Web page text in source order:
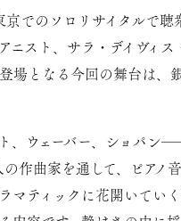
京でのソロリサイタルで聴
ニスト、サラ・デイヴィス
場となる今回の舞台は、
、ウェーバー、ショパン
の作曲家を通して、ピアノ
マティックに花開いてい